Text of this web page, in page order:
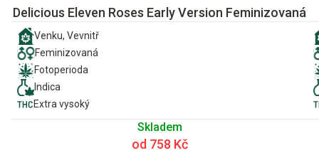
Delicious Eleven Roses Early Version Feminizovaná
Venku, Vevnitř
Feminizovaná
Fotoperioda
Indica
Extra vysoký
Skladem
od 758 Kč